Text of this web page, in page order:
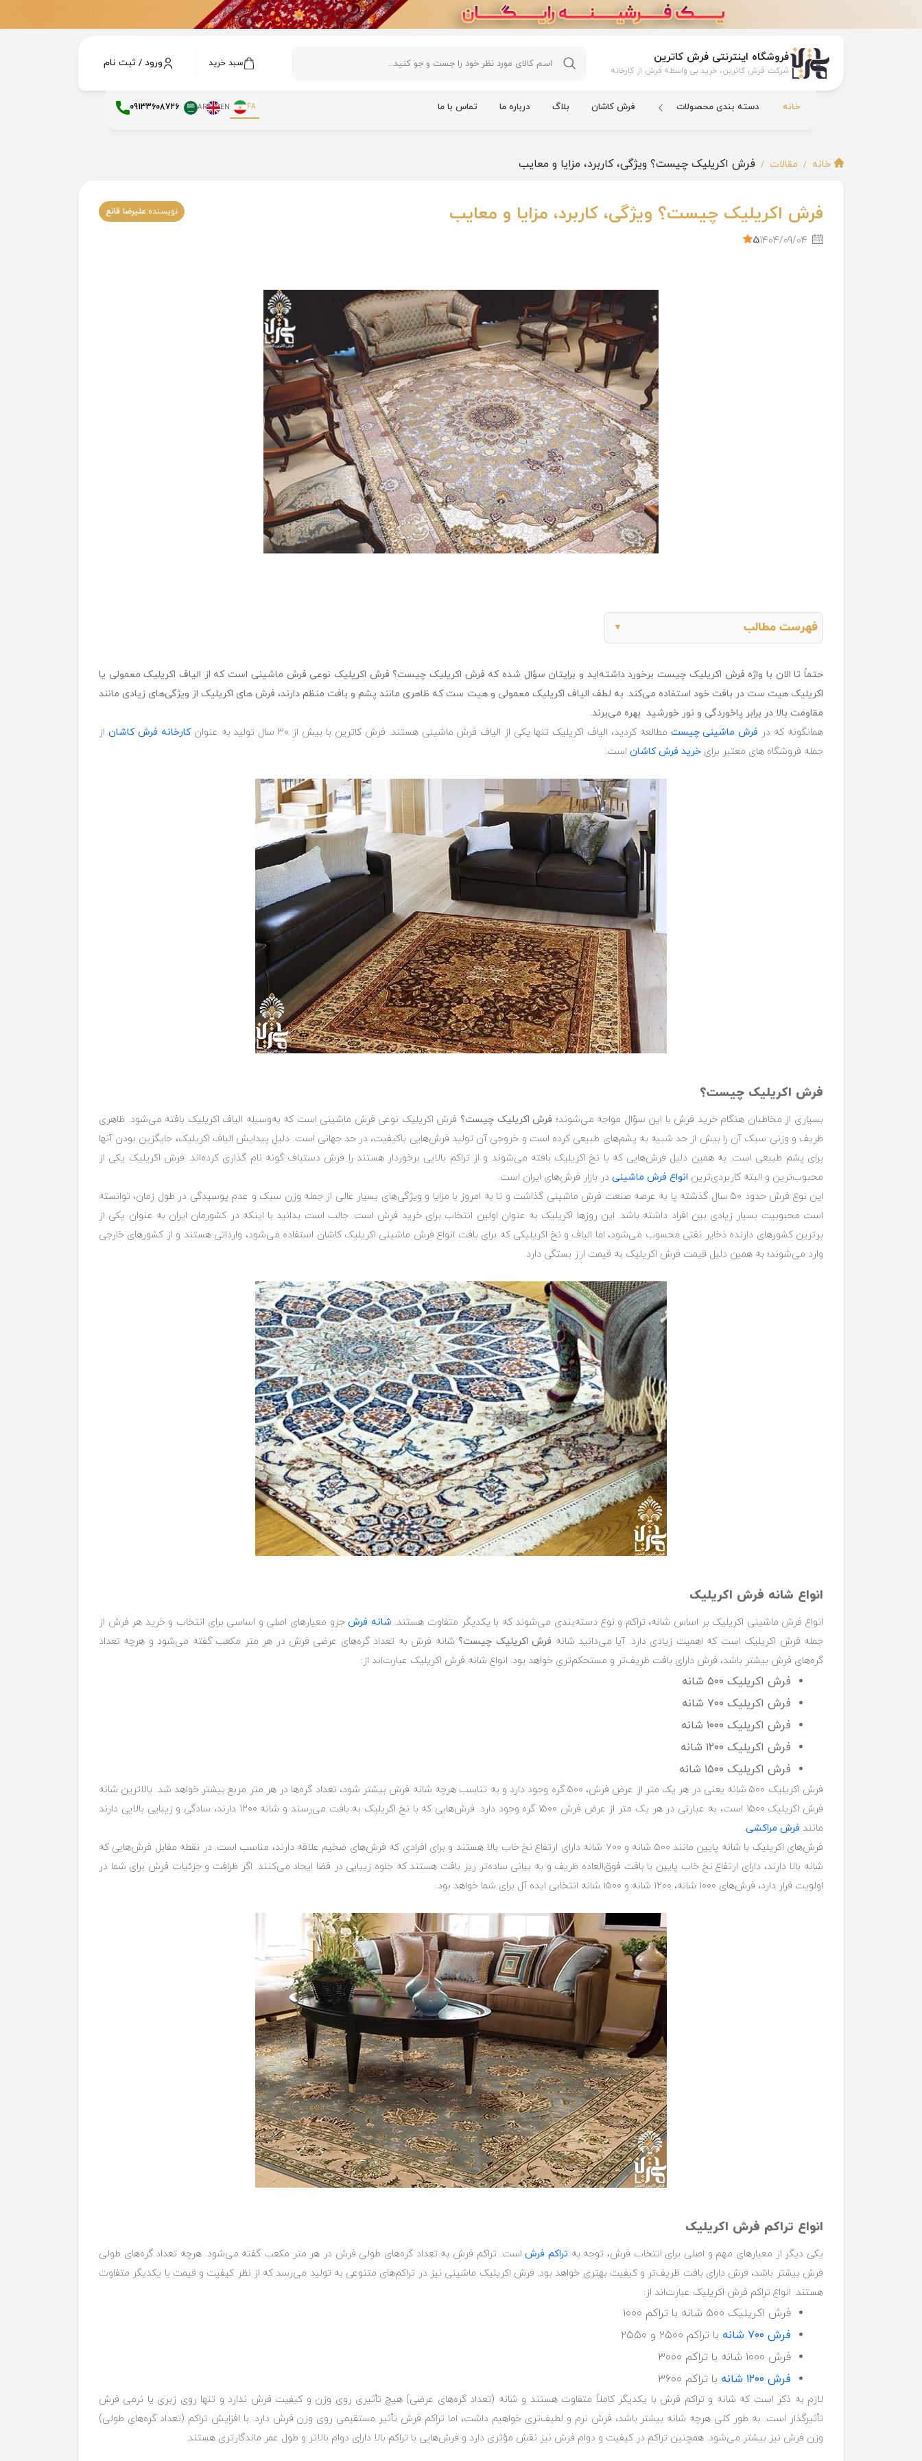
فروشگاه اینترنتی فرش کاترین
شرکت فرش کاترین، خرید بی واسطه فرش از کارخانه
سبد خرید ورود / ثبت نام
خانه دسته بندی محصولات فرش کاشان بلاگ درباره ما تماس با ما FA
EN
AR
09133608726
خانه مقالات فرش اکریلیک چیست؟ ویژگی، کاربرد، مزایا و معایب
فرش اکریلیک چیست؟ ویژگی، کاربرد، مزایا و معایب
1404/09/04
5
نویسنده:علیرضا قانع
فهرست مطالب ▼
حتماً تا الان با واژه فرش اکریلیک چیست برخورد داشته‌اید و برایتان سؤال شده که فرش اکریلیک چیست؟ فرش اکریلیک نوعی فرش ماشینی است که از الیاف اکریلیک معمولی یا
اکریلیک هیت ست در بافت خود استفاده می‌کند. به لطف الیاف اکریلیک معمولی و هیت ست که ظاهری مانند پشم و بافت منظم دارند، فرش های اکریلیک از ویژگی‌های زیادی مانند
مقاومت بالا در برابر پاخوردگی و نور خورشید بهره می‌برند.
همانگونه که در فرش ماشینی چیست مطالعه کردید، الیاف اکریلیک تنها یکی از الیاف فرش ماشینی هستند. فرش کاترین با بیش از 30 سال تولید به عنوان کارخانه فرش کاشان از
جمله فروشگاه های معتبر برای خرید فرش کاشان است.
فرش اکریلیک چیست؟
بسیاری از مخاطبان هنگام خرید فرش با این سؤال مواجه می‌شوند؛ فرش اکریلیک چیست؟ فرش اکریلیک نوعی فرش ماشینی است که به‌وسیله الیاف اکریلیک بافته می‌شود. ظاهری
ظریف و وزنی سبک آن را بیش از حد شبیه به پشم‌های طبیعی کرده است و خروجی آن تولید فرش‌هایی باکیفیت، در حد جهانی است. دلیل پیدایش الیاف اکریلیک، جایگزین بودن آنها
برای پشم طبیعی است. به همین دلیل فرش‌هایی که با نخ اکریلیک بافته می‌شوند و از تراکم بالایی برخوردار هستند را فرش دستباف گونه نام گذاری کرده‌اند. فرش اکریلیک یکی از
محبوب‌ترین و البته کاربردی‌ترین انواع فرش ماشینی در بازار فرش‌های ایران است.
این نوع فرش حدود ۵۰ سال گذشته پا به عرصه صنعت فرش ماشینی گذاشت و تا به امروز با مزایا و ویژگی‌های بسیار عالی از جمله وزن سبک و عدم پوسیدگی در طول زمان، توانسته
است محبوبیت بسیار زیادی بین افراد داشته باشد. این روزها اکریلیک به عنوان اولین انتخاب برای خرید فرش است. جالب است بدانید با اینکه در کشورمان ایران به عنوان یکی از
برترین کشورهای دارنده ذخایر نفتی محسوب می‌شود، اما الیاف و نخ اکریلیکی که برای بافت انواع فرش ماشینی اکریلیک کاشان استفاده می‌شود، وارداتی هستند و از کشورهای خارجی
وارد می‌شوند؛ به همین دلیل قیمت فرش اکریلیک به قیمت ارز بستگی دارد.
انواع شانه فرش اکریلیک
انواع فرش ماشینی اکریلیک بر اساس شانه، تراکم و نوع دسته‌بندی می‌شوند که با یکدیگر متفاوت هستند. شانه فرشجزو معیارهای اصلی و اساسی برای انتخاب و خرید هر فرش از
جمله فرش اکریلیک است که اهمیت زیادی دارد. آیا می‌دانید شانه فرش اکریلیک چیست؟ شانه فرش به تعداد گره‌های عرضی فرش در هر متر مکعب گفته می‌شود و هرچه تعداد
گره‌های فرش بیشتر باشد، فرش دارای بافت ظریف‌تر و مستحکم‌تری خواهد بود. انواع شانه فرش اکریلیک عبارت‌اند از:
فرش اکریلیک ۵۰۰ شانه
فرش اکریلیک ۷۰۰ شانه
فرش اکریلیک ۱۰۰۰ شانه
فرش اکریلیک ۱۲۰۰ شانه
فرش اکریلیک ۱۵۰۰ شانه
فرش اکریلیک ۵۰۰ شانه یعنی در هر یک متر از عرض فرش، ۵۰۰ گره وجود دارد و به تناسب هرچه شانه فرش بیشتر شود، تعداد گره‌ها در هر متر مربع بیشتر خواهد شد. بالاترین شانه
فرش اکریلیک ۱۵۰۰ است، به عبارتی در هر یک متر از عرض فرش ۱۵۰۰ گره وجود دارد. فرش‌هایی که با نخ اکریلیک به بافت می‌رسند و شانه 1200 دارند، سادگی و زیبایی بالایی دارند
مانند فرش مراکشی.
فرش‌های اکریلیک با شانه پایین مانند ۵۰۰ شانه و ۷۰۰ شانه دارای ارتفاع نخ خاب بالا هستند و برای افرادی که فرش‌های ضخیم علاقه دارند، مناسب است. در نقطه مقابل فرش‌هایی که
شانه بالا دارند، دارای ارتفاع نخ خاب پایین با بافت فوق‌العاده ظریف و به بیانی ساده‌تر ریز بافت هستند که جلوه زیبایی در فضا ایجاد می‌کنند. اگر ظرافت و جزئیات فرش برای شما در
اولویت قرار دارد، فرش‌های ۱۰۰۰ شانه، ۱۲۰۰ شانه و ۱۵۰۰ شانه انتخابی ایده آل برای شما خواهد بود.
انواع تراکم فرش اکریلیک
یکی دیگر از معیارهای مهم و اصلی برای انتخاب فرش، توجه بهتراکم فرشاست. تراکم فرش به تعداد گره‌های طولی فرش در هر متر مکعب گفته می‌شود. هرچه تعداد گره‌های طولی
فرش بیشتر باشد، فرش دارای بافت ظریف‌تر و کیفیت بهتری خواهد بود. فرش اکریلیک ماشینی نیز در تراکم‌های متنوعی به تولید می‌رسد که از نظر کیفیت و قیمت با یکدیگر متفاوت
هستند. انواع تراکم فرش اکریلیک عبارت‌اند از:
فرش اکریلیک ۵۰۰ شانه با تراکم ۱۰۰۰
فرش ۷۰۰ شانه
با تراکم ۲۵۰۰ و ۲۵۵۰
فرش ۱۰۰۰ شانه با تراکم ۳۰۰۰
فرش ۱۲۰۰ شانه
با تراکم ۳۶۰۰
لازم به ذکر است که شانه و تراکم فرش با یکدیگر کاملاً متفاوت هستند و شانه (تعداد گره‌های عرضی) هیچ تأثیری روی وزن و کیفیت فرش ندارد و تنها روی زبری یا نرمی فرش
تأثیرگذار است. به طور کلی هرچه شانه بیشتر باشد، فرش نرم و لطیف‌تری خواهیم داشت، اما تراکم فرش تأثیر مستقیمی روی وزن فرش دارد. با افزایش تراکم (تعداد گره‌های طولی)
وزن فرش نیز بیشتر می‌شود. همچنین تراکم در کیفیت و دوام فرش نیز نقش مؤثری دارد و فرش‌هایی با تراکم بالا دارای دوام بالاتر و طول عمر ماندگارتری هستند.